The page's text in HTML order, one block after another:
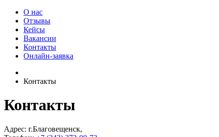
О нас
Отзывы
Кейсы
Вакансии
Контакты
Онлайн-заявка
Контакты
Контакты
Адрес: г.Благовещенск,